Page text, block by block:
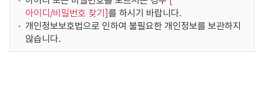
아이디/비밀번호 찾기 ]를 하시기 바랍니다.
개인정보보호법으로 인하여 불필요한 개인정보를 보관하지
않습니다.